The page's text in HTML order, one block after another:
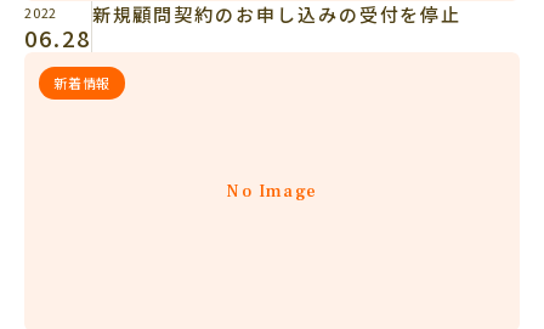
2022
06.28
新規顧問契約のお申し込みの受付を停止
No Image
新着情報